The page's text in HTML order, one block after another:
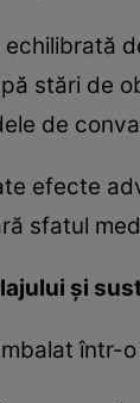
echilibrată
stări de
de
efecte
sfatul
și
într-